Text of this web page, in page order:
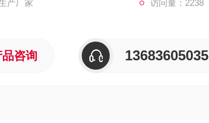
产厂家 访问量：2238
品咨询 13683605035